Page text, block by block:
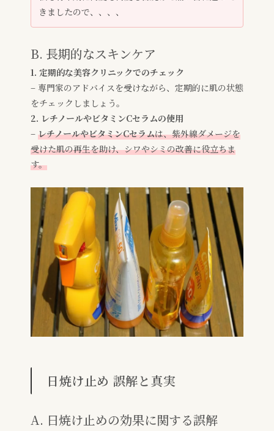
きましたので、、、、
B. 長期的なスキンケア
1. 定期的な美容クリニックでのチェック
– 専門家のアドバイスを受けながら、定期的に肌の状態
をチェックしましょう。
2. レチノールやビタミンCセラムの使用
– レチノールやビタミンCセラムは、紫外線ダメージを
受けた肌の再生を助け、シワやシミの改善に役立ちま
す。
日焼け止め 誤解と真実
A. 日焼け止めの効果に関する誤解